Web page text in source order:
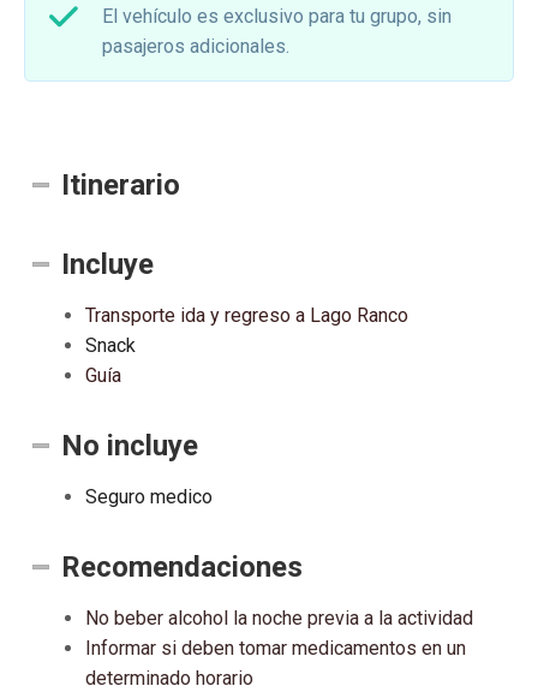
El vehículo es exclusivo para tu grupo, sin
pasajeros adicionales.
Itinerario
Incluye
Transporte ida y regreso a Lago Ranco
Snack
Guía
No incluye
Seguro medico
Recomendaciones
No beber alcohol la noche previa a la actividad
Informar si deben tomar medicamentos en un
determinado horario